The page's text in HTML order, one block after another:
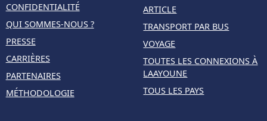
CONFIDENTIALITÉ
QUI SOMMES-NOUS ?
PRESSE
CARRIÈRES
PARTENAIRES
MÉTHODOLOGIE
ARTICLE
TRANSPORT PAR BUS
VOYAGE
TOUTES LES CONNEXIONS À
LAAYOUNE
TOUS LES PAYS